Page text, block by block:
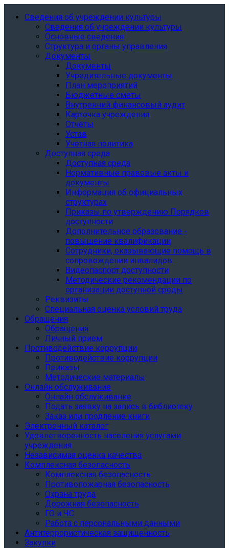
Сведения об учреждении культуры
Сведения об учреждении культуры
Основные сведения
Структура и органы управления
Документы
Документы
Учредительные документы
План мероприятий
Бюджетные сметы
Внутренний финансовый аудит
Карточка учреждения
Отчёты
Устав
Учетная политика
Доступная среда
Доступная среда
Нормативные правовые акты и
документы
Информация об официальных
структурах
Приказы по утверждению Порядков
доступности
Дополнительное образование -
повышение квалификации
Сотрудники, оказывающие помощь в
сопровождении инвалидов
Видеопаспорт доступности
Методические рекомендации по
организации доступной среды
Реквизиты
Специальная оценка условий труда
Обращения
Обращения
Личный прием
Противодействие коррупции
Противодействие коррупции
Приказы
Методические материалы
Онлайн обслуживание
Онлайн обслуживание
Подать заявку на запись в библиотеку
Заказ или продление книги
Электронный каталог
Удовлетворенность населения услугами
учреждения
Независимая оценка качества
Комплексная безопасность
Комплексная безопасность
Противопожарная безопасность
Охрана труда
Дорожная безопасность
ГО и ЧС
Работа с персональными данными
Антитеррористическая защищенность
Закупки